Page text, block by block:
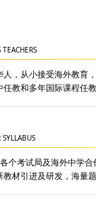
TEACHERS
，从小接受海外教育
教和多年国际课程任
个考试局及海外中学
材引进及研发，海量